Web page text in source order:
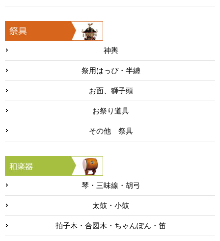
神輿
祭用はっぴ・半纏
お面、獅子頭
お祭り道具
その他 祭具
琴・三味線・胡弓
太鼓・小鼓
拍子木・合図木・ちゃんぽん・笛